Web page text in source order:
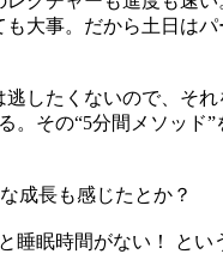
大事。だから土日は
したくないので、そ
。その“5分間メソッ
成長も感じたとか？
眠時間がない！ と